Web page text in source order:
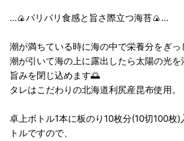
…🍙パリパリ食感と旨さ際立つ海苔🍙…
潮が満ちている時に海の中で栄養分をぎっ
潮が引いて海の上に露出したら太陽の光を
旨みを閉じ込めます🌅
タレはこだわりの北海道利尻産昆布使用。
卓上ボトル1本に板のり10枚分(10切100枚)
トルですので、